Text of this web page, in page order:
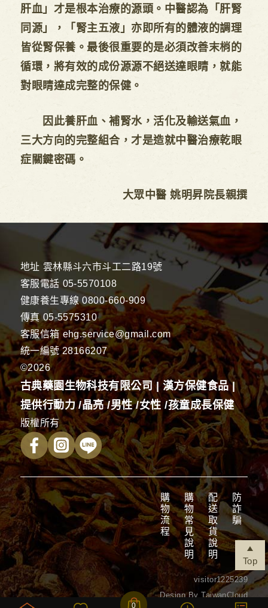
肝血」才是根本治療的源頭。中醫認為「肝腎
同源」，「腎主五液」亦即所有的體液的調理
皆從腎保養。最後很重要的是必須改善末梢的
循環，將有效的成份源源不絕送達眼睛，就能
對眼睛達成完整的保健。
因此養肝血、補腎水，活化及輸送氣血，
三大方向的完整組合，才是造就中醫治療乾眼
症關鍵密碼。
大眾中醫 姚明昇院長親撰
Top
地址 雲林縣斗六市斗工二路19號
客服電話 05-5570108
健康養生專線 0800-660-909
傳真 05-5575310
客服信箱 ehg.service@gmail.com
統一編號 28166207
©2026
古典藥園生物科技有限公司 | 漢方保健食品 |
提供行動力 /晶亮 /男性 /女性 /孩童成長保健
版權所有
購物流程 購物常見說明 配送取貨說明 防詐騙
visitor1225239
Design By TaiwanCloud
0